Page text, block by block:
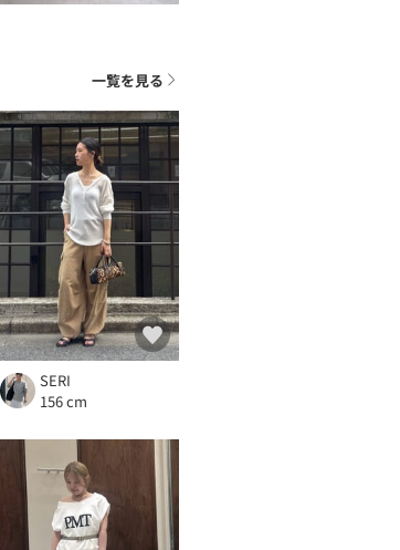
一覧を見る
SERI
156 cm